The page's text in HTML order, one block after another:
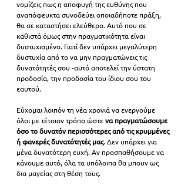
νομίζεις πως η αποφυγή της ευθύνης που
αναπόφευκτα συνοδεύει οποιαδήποτε πράξη,
θα σε καταστήσει ελεύθερο. Αυτό που σε
καθιστά όμως στην πραγματικότητα είναι
δυστυχισμένο. Γιατί δεν υπάρχει μεγαλύτερη
δυστυχία από το να μην πραγματώνεις τις
δυνατότητές σου -αυτό αποτελεί την ύστατη
προδοσία, την προδοσία του ίδιου σου του
εαυτού.
Εύχομαι λοιπόν τη νέα χρονιά να ενεργούμε
όλοι με τέτοιον τρόπο ώστε να πραγματώσουμε
όσο το δυνατόν περισσότερες από τις κρυμμένες
ή φανερές δυνατότητές μας. Δεν υπάρχει για
μένα δυνατότερη ευχή. Aν προσπαθήσουμε να
κάνουμε αυτό, όλα τα υπόλοιπα θα μπουν ως
δια μαγείας στη θέση τους.